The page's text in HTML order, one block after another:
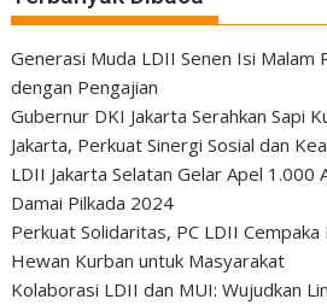
Generasi Muda LDII Senen Isi Malam
dengan Pengajian
Gubernur DKI Jakarta Serahkan Sapi
Jakarta, Perkuat Sinergi Sosial dan
LDII Jakarta Selatan Gelar Apel 1.000
Damai Pilkada 2024
Perkuat Solidaritas, PC LDII
Hewan Kurban untuk Masyarakat
Kolaborasi LDII dan MUI: Wujudkan